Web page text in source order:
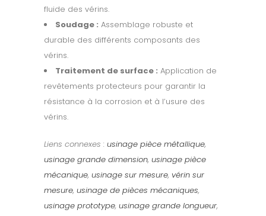
fluide des vérins.
Soudage : Assemblage robuste et
durable des différents composants des
vérins.
Traitement de surface : Application de
revêtements protecteurs pour garantir la
résistance à la corrosion et à l’usure des
vérins.
Liens connexes : usinage pièce métallique,
usinage grande dimension, usinage pièce
mécanique, usinage sur mesure, vérin sur
mesure, usinage de pièces mécaniques,
usinage prototype, usinage grande longueur,